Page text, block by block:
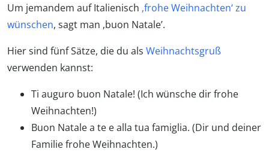
Um jemandem auf Italienisch ‚frohe Weihnachten‘ zu
wünschen, sagt man ‚buon Natale’.
Hier sind fünf Sätze, die du als Weihnachtsgruß
verwenden kannst:
Ti auguro buon Natale! (Ich wünsche dir frohe
Weihnachten!)
Buon Natale a te e alla tua famiglia. (Dir und deiner
Familie frohe Weihnachten.)